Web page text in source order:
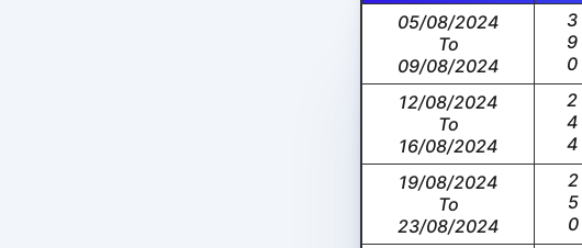
05/08/2024
To
09/08/2024
390
12/08/2024
To
16/08/2024
244
19/08/2024
To
23/08/2024
250